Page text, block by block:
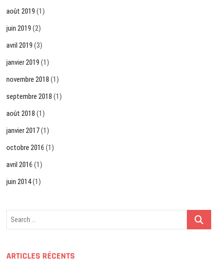
août 2019 (1)
juin 2019 (2)
avril 2019 (3)
janvier 2019 (1)
novembre 2018 (1)
septembre 2018 (1)
août 2018 (1)
janvier 2017(1)
octobre 2016 (1)
avril 2016 (1)
juin 2014(1)
Search
ARTICLES RÉCENTS